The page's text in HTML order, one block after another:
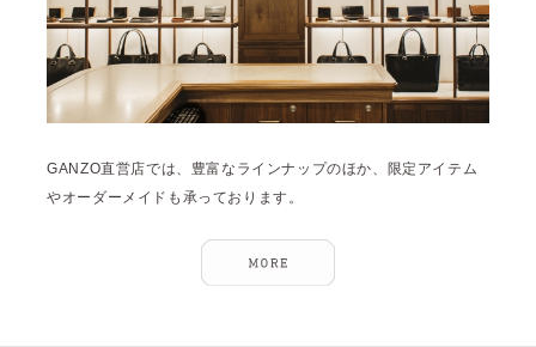
GANZO直営店では、豊富なラインナップのほか、限定アイテム
やオーダーメイドも承っております。